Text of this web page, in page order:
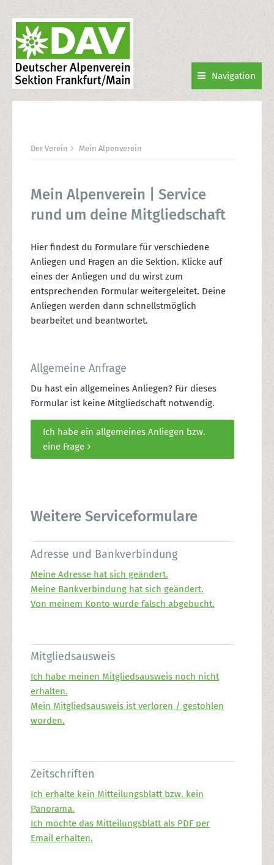
Navigation
Der Verein Mein Alpenverein
Mein Alpenverein | Service
rund um deine Mitgliedschaft
Hier findest du Formulare für verschiedene
Anliegen und Fragen an die Sektion. Klicke auf
eines der Anliegen und du wirst zum
entsprechenden Formular weitergeleitet. Deine
Anliegen werden dann schnellstmöglich
bearbeitet und beantwortet.
Allgemeine Anfrage
Du hast ein allgemeines Anliegen? Für dieses
Formular ist keine Mitgliedschaft notwendig.
Ich habe ein allgemeines Anliegen bzw.
eine Frage
Weitere Serviceformulare
Adresse und Bankverbindung
Meine Adresse hat sich geändert.
Meine Bankverbindung hat sich geändert.
Von meinem Konto wurde falsch abgebucht.
Mitgliedsausweis
Ich habe meinen Mitgliedsausweis noch nicht
erhalten.
Mein Mitgliedsausweis ist verloren / gestohlen
worden.
Zeitschriften
Ich erhalte kein Mitteilungsblatt bzw. kein
Panorama.
Ich möchte das Mitteilungsblatt als PDF per
Email erhalten.